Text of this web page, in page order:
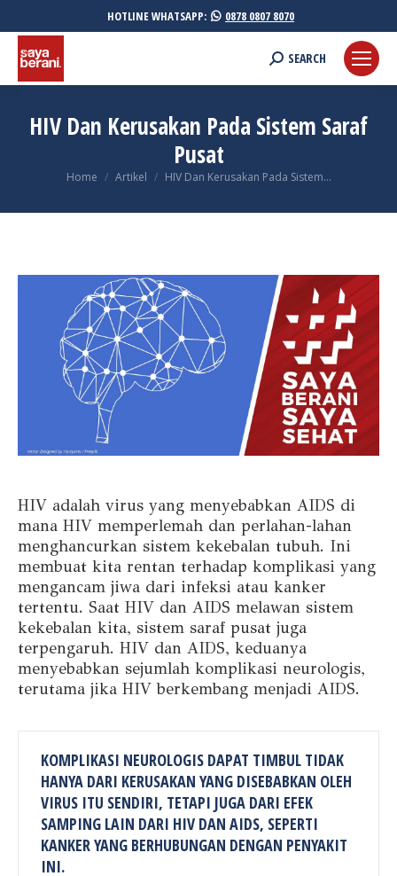
HOTLINE WHATSAPP: 0878 0807 8070
Search:
SEARCH
HIV Dan Kerusakan Pada Sistem Saraf
Pusat
You are here:
Home Artikel HIV Dan Kerusakan Pada Sistem…
HIV adalah virus yang menyebabkan AIDS di
mana HIV memperlemah dan perlahan-lahan
menghancurkan sistem kekebalan tubuh. Ini
membuat kita rentan terhadap komplikasi yang
mengancam jiwa dari infeksi atau kanker
tertentu. Saat HIV dan AIDS melawan sistem
kekebalan kita, sistem saraf pusat juga
terpengaruh. HIV dan AIDS, keduanya
menyebabkan sejumlah komplikasi neurologis,
terutama jika HIV berkembang menjadi AIDS.
KOMPLIKASI NEUROLOGIS DAPAT TIMBUL TIDAK
HANYA DARI KERUSAKAN YANG DISEBABKAN OLEH
VIRUS ITU SENDIRI, TETAPI JUGA DARI EFEK
SAMPING LAIN DARI HIV DAN AIDS, SEPERTI
KANKER YANG BERHUBUNGAN DENGAN PENYAKIT
INI.